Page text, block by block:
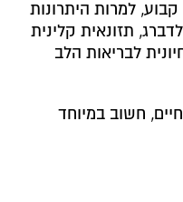
למרות היתרונות
תזונאית קלינית
אביב, מסבירה: "אומגה-3 חיונית לבריאות הלב
חשוב במיוחד